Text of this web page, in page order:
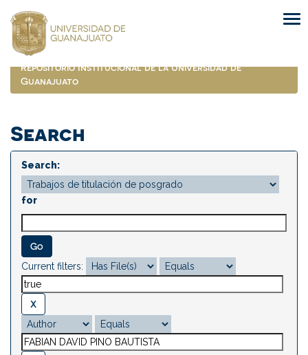
navigation
Repositorio Institucional de la Universidad de
Guanajuato
Search
Search:
for
Current filters: